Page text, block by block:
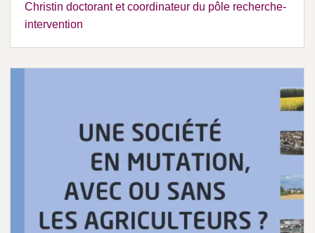
Christin doctorant et coordinateur du pôle recherche-
intervention